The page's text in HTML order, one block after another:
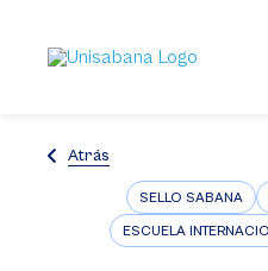
contenido
principal
Atrás
SELLO SABANA